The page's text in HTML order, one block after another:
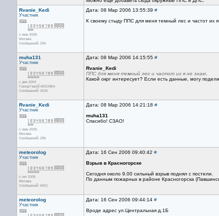
Rvanie_Kedi
Участник
с июн 2005
Москва
Сообщений: 295
Дата: 08 Мар 2006 13:55:39 #
К своему стыду ППС для меня темный лес и частот их
muha131
Участник
с дек 2004
Город-Герой МОСКВА
Сообщений: 3026
Дата: 08 Мар 2006 14:15:55 #
Rvanie_Kedi
ППС для меня темный лес и частот их я не знаю.
Какой окрг интересует? Если есть данные, могу
Rvanie_Kedi
Участник
с июн 2005
Москва
Сообщений: 295
Дата: 08 Мар 2006 14:21:18 #
muha131
Спасибо! СЗАО!
meteorolog
Участник
с окт 2005
Москва
Сообщений: 6001
Дата: 16 Сен 2006 09:40:42 #
Взрыв в Красногорске
Сегодня около 9.00 сильный взрыв поднял с постели.
По данным пожарных в районе Красногорска
meteorolog
Участник
Дата: 16 Сен 2006 09:44:14 #
Вроде адрес ул.Центральная д.1Б